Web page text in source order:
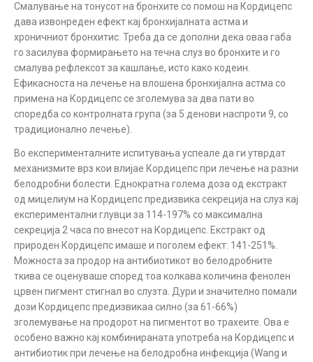
Смалување на тонусот на бронхите со помош на Кордицепс
дава извонреден ефект кај бронхијалната астма и
хроничниот бронхитис. Треба да се дополни дека оваа габа
го засилува формирањето на течна слуз во бронхите и го
смалува рефлексот за кашлање, исто како кодеин.
Ефикасноста на лечење на влошена бронхијална астма со
примена на Кордицепс се зголемува за два пати во
споредба со контролната група (за 5 денови наспроти 9, со
традиционално лечење).
Во експерименталните испитувања успеале да ги утврдат
механизмите врз кои влијае Кордицепс при лечење на разни
белодробни болести. Еднократна голема доза од екстракт
од мицелиум на Кордицепс предизвика секреција на слуз кај
експериментални глувци за 114-197% со максимална
секреција 2 часа по внесот на Кордицепс. Екстракт од
природен Кордицепс имаше и поголем ефект: 141-251%.
Можноста за продор на антибиотикот во белодробните
ткива се оценуваше според тоа колкава количина фенолен
црвен пигмент стигнал во слузта. Дури и значително помали
дози Кордицепс предизвикаа силно (за 61-66%)
зголемување на продорот на пигментот во трахеите. Ова е
особено важно кај комбинираната употреба на Кордицепс и
антибиотик при лечење на белодробна инфекција (Wang и